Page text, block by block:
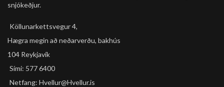
snjókeðjur.
Köllunarkettsvegur 4,
Hægra megin að neðarverðu, bakhús
104 Reykjavík
Sími: 577 6400
Netfang: Hvellur@Hvellur.is